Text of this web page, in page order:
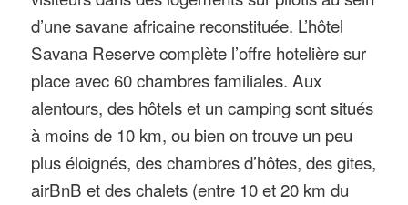
Lodges, le Pal ouvre l’hotel Savana
Reserve, avec 60 chambres à
l’ambiance africaine et vue sur une
véritable savane peuplée d’animaux
d’afrique. Nouvelle espèce au PAL :
le rhinocéros blanc.
d’une savane africaine reconstituée. L’hôtel
Savana Reserve complète l’offre hotelière sur
place avec 60 chambres familiales. Aux
alentours, des hôtels et un camping sont situés
à moins de 10 km, ou bien on trouve un peu
plus éloignés, des chambres d’hôtes, des gites,
airBnB et des chalets (entre 10 et 20 km du